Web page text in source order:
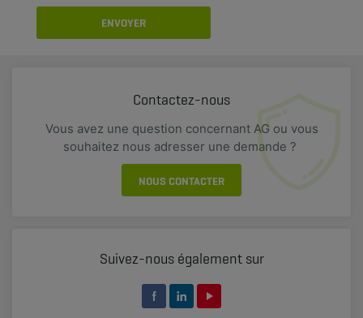
ENVOYER
Contactez-nous
Vous avez une question concernant AG ou vous
souhaitez nous adresser une demande ?
NOUS CONTACTER
Suivez-nous également sur